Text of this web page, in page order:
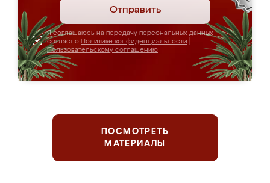
Отправить
Я соглашаюсь на передачу персональных данных
согласно Политике конфиденциальности
Пользовательскому соглашению
ПОСМОТРЕТЬ
МАТЕРИАЛЫ